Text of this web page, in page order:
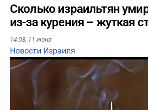
Сколько израильтян
из-за курения – жуткая
14:08, 11 июня
Новости Израиля